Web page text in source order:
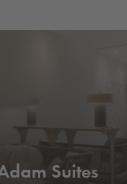
te wonen, maar
een diepgaand
een ervaring die je
ParkNieuwendijk. Wil
Suites